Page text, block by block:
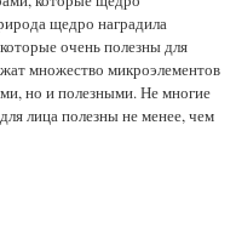
щедро наградила
очень полезны для
множество микроэлементов
но и полезными. Не многие
лица полезны не менее, чем